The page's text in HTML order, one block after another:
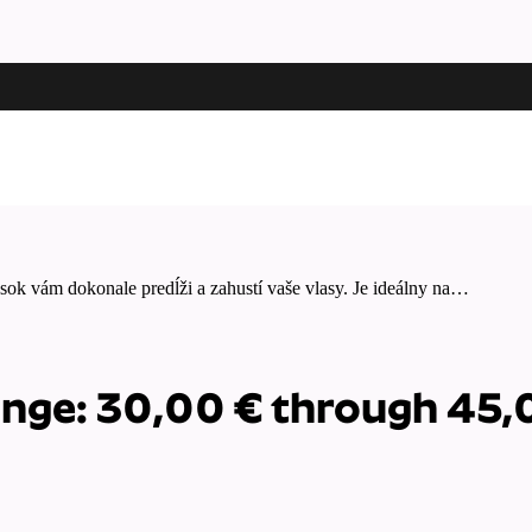
vám dokonale predĺži a zahustí vaše vlasy. Je ideálny na…
30,00 € through